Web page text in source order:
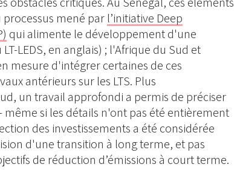
mené parl’initiative Deep
qui alimente le développement d'une
LEDS, en anglais) ; l'Afrique du Sud et
mesure d'intégrer certaines de ces
antérieurs sur les LTS. Plus
un travail approfondi a permis de préciser
si les détails n'ont pas été entièrement
des investissements a été considérée
d'une transition à long terme, et pas
de réduction d’émissions à court terme.